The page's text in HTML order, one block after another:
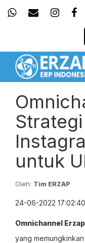
untuk
Oleh: Tim ERZAP
24-06-2022
Omnichannel Erzap
yang